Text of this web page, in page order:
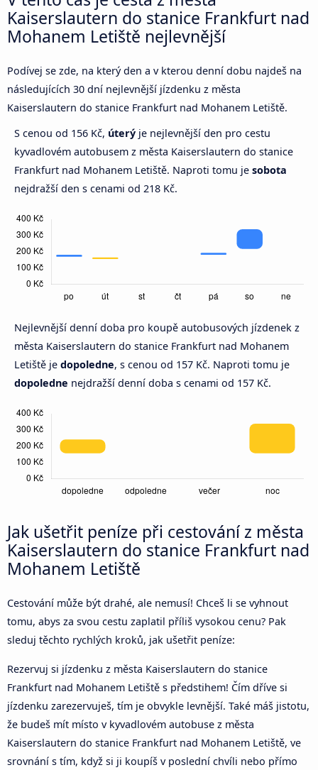
Kaiserslautern do stanice Frankfurt nad
Mohanem Letiště nejlevnější
Podívej se zde, na který den a v kterou denní dobu najdeš na
následujících 30 dní nejlevnější jízdenku z města
Kaiserslautern do stanice Frankfurt nad Mohanem Letiště.
S cenou od 156 Kč, úterý je nejlevnější den pro cestu
kyvadlovém autobusem z města Kaiserslautern do stanice
Frankfurt nad Mohanem Letiště. Naproti tomu je sobota
nejdražší den s cenami od 218 Kč.
Nejlevnější denní doba pro koupě autobusových jízdenek z
města Kaiserslautern do stanice Frankfurt nad Mohanem
Letiště je dopoledne, s cenou od 157 Kč. Naproti tomu je
dopoledne nejdražší denní doba s cenami od 157 Kč.
Jak ušetřit peníze při cestování z města
Kaiserslautern do stanice Frankfurt nad
Mohanem Letiště
Cestování může být drahé, ale nemusí! Chceš li se vyhnout
tomu, abys za svou cestu zaplatil příliš vysokou cenu? Pak
sleduj těchto rychlých kroků, jak ušetřit peníze:
Rezervuj si jízdenku z města Kaiserslautern do stanice
Frankfurt nad Mohanem Letiště s předstihem! Čím dříve si
jízdenku zarezervuješ, tím je obvykle levnější. Také máš jistotu,
že budeš mít místo v kyvadlovém autobuse z města
Kaiserslautern do stanice Frankfurt nad Mohanem Letiště, ve
srovnání s tím, když si ji koupíš v poslední chvíli nebo přímo